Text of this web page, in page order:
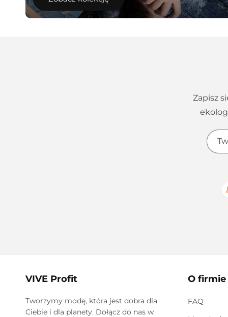
Zapisz
VIVE Profit
Tworzymy modę, która jest dobra dla
Ciebie i dla planety. Dołącz do nas w
O firmie
FAQ